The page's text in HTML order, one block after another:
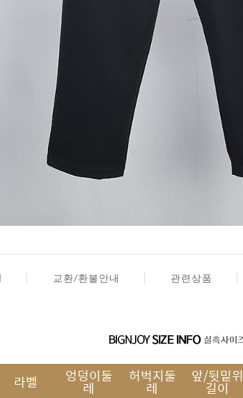
교환/환불안내 관련상품
라벨 엉덩이둘
레
허벅지둘
레
앞/뒷밑위
길이